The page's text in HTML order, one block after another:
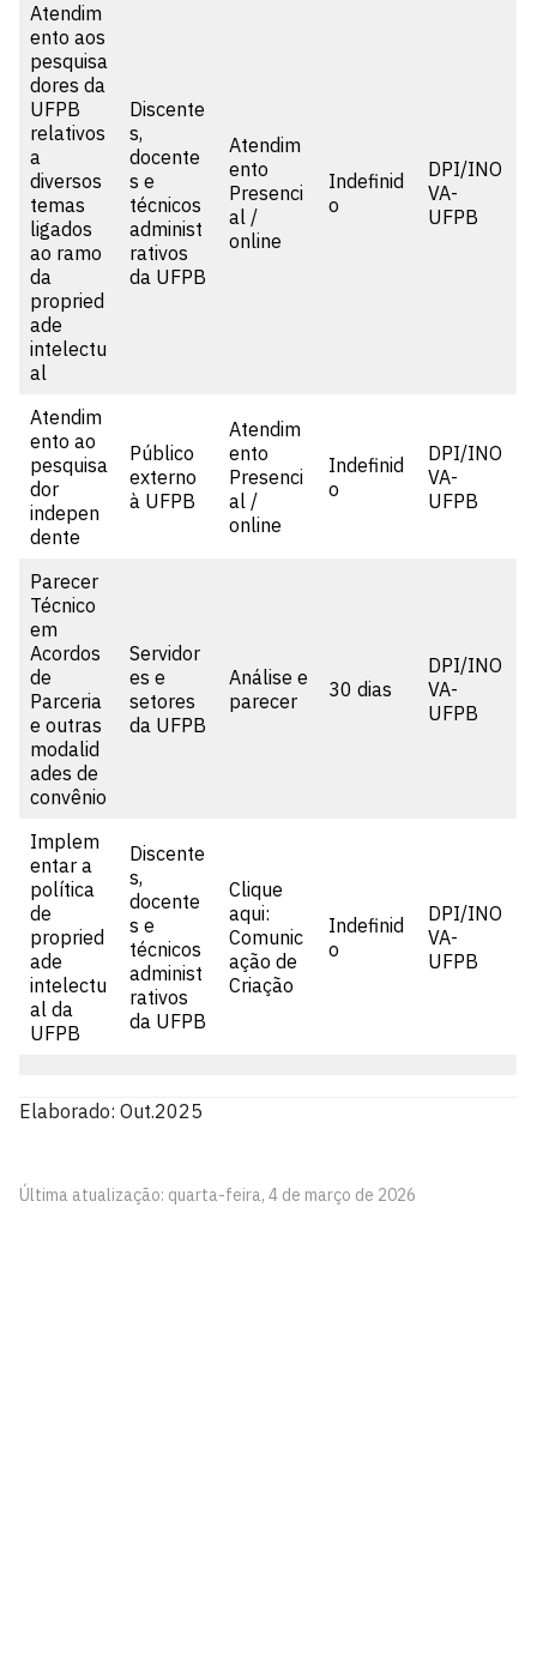
Atendim
ento aos
pesquisa
dores da
UFPB
relativos
a
diversos
temas
ligados
ao ramo
da
propried
ade
intelectu
al
Discente
s,
docente
s e
técnicos
administ
rativos
da UFPB
Atendim
ento
Presenci
al /
online
Indefinid
o
DPI/INO
VA-
UFPB
Atendim
ento ao
pesquisa
dor
indepen
dente
Público
externo
à UFPB
Atendim
ento
Presenci
al /
online
Indefinid
o
DPI/INO
VA-
UFPB
Parecer
Técnico
em
Acordos
de
Parceria
e outras
modalid
ades de
convênio
Servidor
es e
setores
da UFPB
Análise e
parecer
30 dias
DPI/INO
VA-
UFPB
Implem
entar a
política
de
propried
ade
intelectu
al da
UFPB
Discente
s,
docente
s e
técnicos
administ
rativos
da UFPB
Clique
aqui:
Comunic
ação de
Criação
Indefinid
o
DPI/INO
VA-
UFPB
Elaborado: Out.2025
Última atualização: quarta-feira, 4 de março de 2026